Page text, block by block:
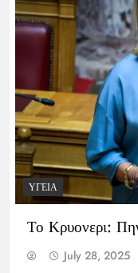
ΥΓΕΊΑ
Το Κρυονερι:
July 28, 2025